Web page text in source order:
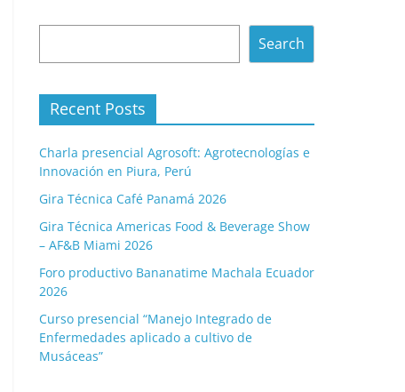
Search
Recent Posts
Charla presencial Agrosoft: Agrotecnologías e
Innovación en Piura, Perú
Gira Técnica Café Panamá 2026
Gira Técnica Americas Food & Beverage Show
– AF&B Miami 2026
Foro productivo Bananatime Machala Ecuador
2026
Curso presencial “Manejo Integrado de
Enfermedades aplicado a cultivo de
Musáceas”